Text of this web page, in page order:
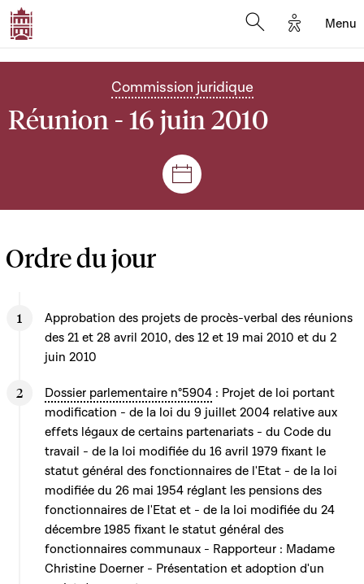
Options
Menu
Commission juridique
Réunion - 16 juin 2010
Séances et réunions
Ordre du jour
Approbation des projets de procès-verbal des réunions
des 21 et 28 avril 2010, des 12 et 19 mai 2010 et du 2
juin 2010
Dossier parlementaire n°5904 : Projet de loi portant
modification - de la loi du 9 juillet 2004 relative aux
effets légaux de certains partenariats - du Code du
travail - de la loi modifiée du 16 avril 1979 fixant le
statut général des fonctionnaires de l'Etat - de la loi
modifiée du 26 mai 1954 réglant les pensions des
fonctionnaires de l'Etat et - de la loi modifiée du 24
décembre 1985 fixant le statut général des
fonctionnaires communaux - Rapporteur : Madame
Christine Doerner - Présentation et adoption d'un